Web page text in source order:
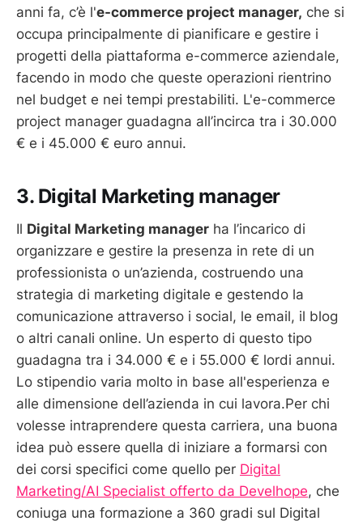
anni fa, c’è l'e-commerce project manager, che si
occupa principalmente di pianificare e gestire i
progetti della piattaforma e-commerce aziendale,
facendo in modo che queste operazioni rientrino
nel budget e nei tempi prestabiliti. L'e-commerce
project manager guadagna all’incirca tra i 30.000
€ e i 45.000 € euro annui.
3. Digital Marketing manager
Il Digital Marketing manager ha l’incarico di
organizzare e gestire la presenza in rete di un
professionista o un’azienda, costruendo una
strategia di marketing digitale e gestendo la
comunicazione attraverso i social, le email, il blog
o altri canali online. Un esperto di questo tipo
guadagna tra i 34.000 € e i 55.000 € lordi annui.
Lo stipendio varia molto in base all'esperienza e
alle dimensione dell’azienda in cui lavora.Per chi
volesse intraprendere questa carriera, una buona
idea può essere quella di iniziare a formarsi con
dei corsi specifici come quello per Digital
Marketing/AI Specialist offerto da Develhope, che
coniuga una formazione a 360 gradi sul Digital